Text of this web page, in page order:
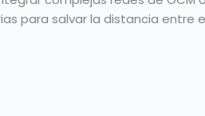
para salvar la distancia